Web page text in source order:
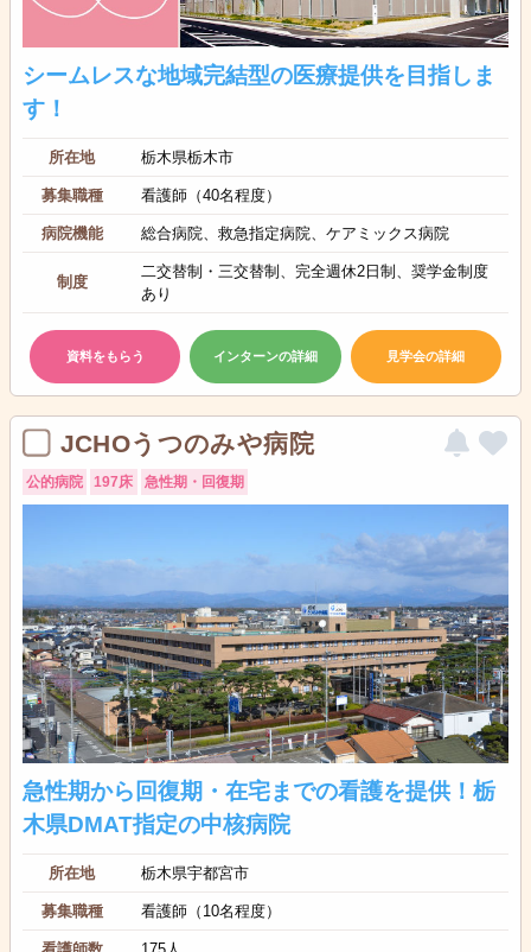
シームレスな地域完結型の医療提供を目指しま
す！
所在地 栃木県栃木市
募集職種 看護師（40名程度）
病院機能 総合病院、救急指定病院、ケアミックス病院
制度
二交替制・三交替制、完全週休2日制、奨学金制度
あり
資料をもらう インターンの詳細 見学会の詳細
JCHOうつのみや病院
公的病院 197床 急性期・回復期
急性期から回復期・在宅までの看護を提供！栃
木県DMAT指定の中核病院
所在地 栃木県宇都宮市
募集職種 看護師（10名程度）